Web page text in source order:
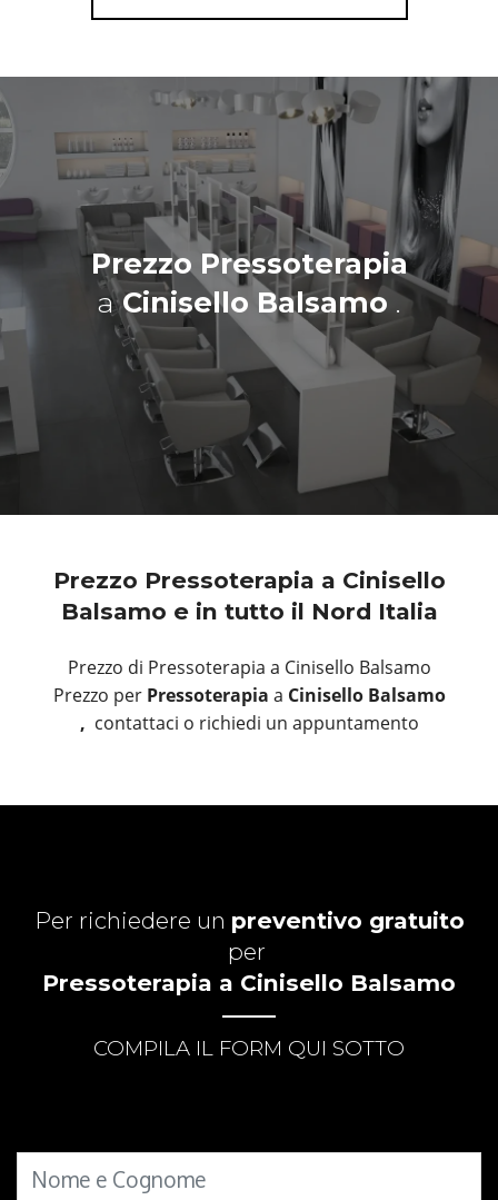
Prezzo Pressoterapia
aCinisello Balsamo .
Prezzo Pressoterapia a Cinisello
Balsamo e in tutto il Nord Italia
Prezzo di Pressoterapia a Cinisello Balsamo
Prezzo perPressoterapia a Cinisello Balsamo
, contattaci o richiedi un appuntamento
Per richiedere un preventivo gratuito
per
Pressoterapia a Cinisello Balsamo
COMPILA IL FORM QUI SOTTO